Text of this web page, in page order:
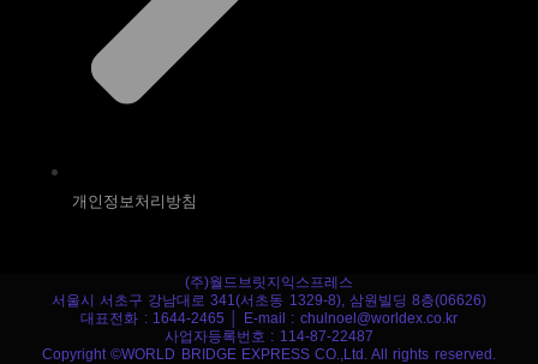
개인정보처리방침
(주)월드브릿지익스프레스
서울시 서초구 강남대로 341(서초동 1329-8), 삼원빌딩 8층(06626)
대표전화 : 1644-2465 │ E-mail : chulnoel@worldex.co.kr
사업자등록번호 : 114-87-22487
Copyright ©WORLD BRIDGE EXPRESS CO.,Ltd. All rights reserved.